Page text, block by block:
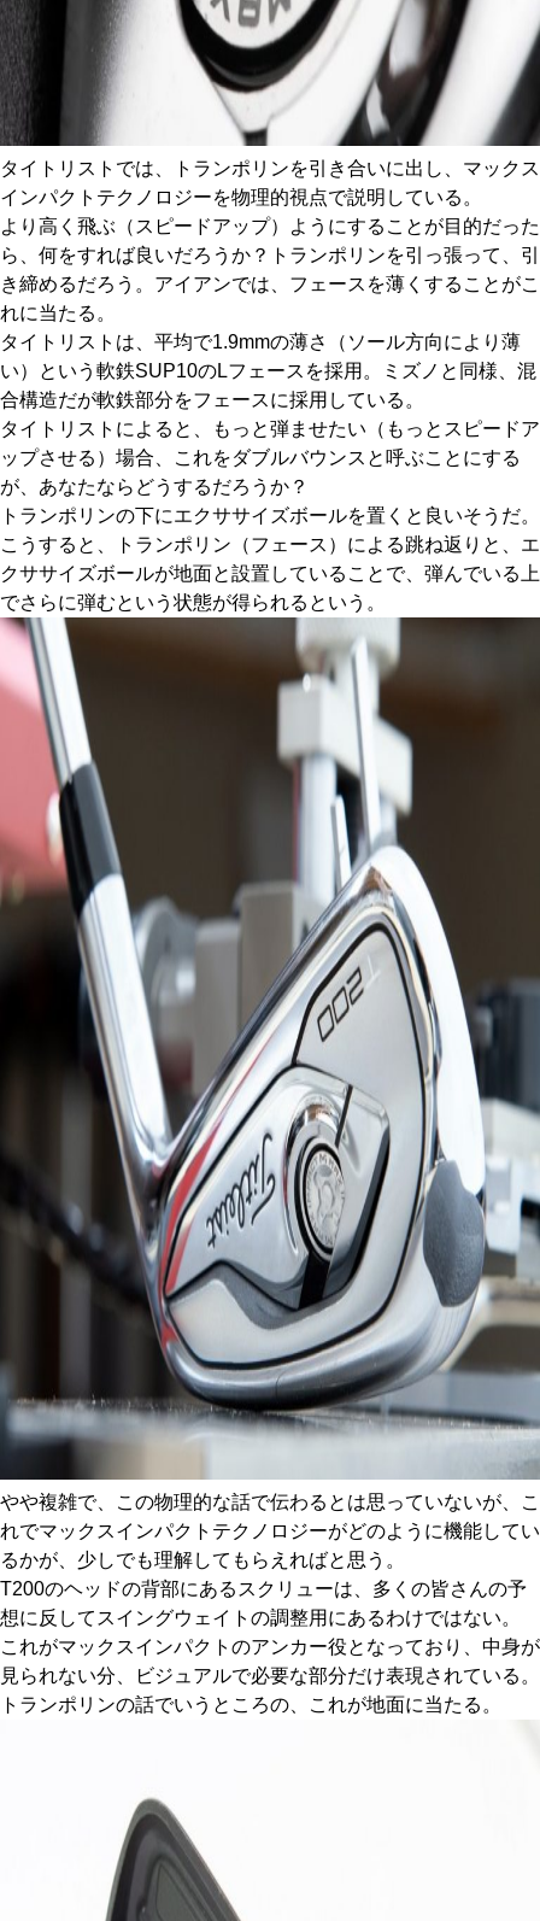
タイトリストでは、トランポリンを引き合いに出し、マックス
インパクトテクノロジーを物理的視点で説明している。
より高く飛ぶ（スピードアップ）ようにすることが目的だった
ら、何をすれば良いだろうか？トランポリンを引っ張って、引
き締めるだろう。アイアンでは、フェースを薄くすることがこ
れに当たる。
タイトリストは、平均で1.9mmの薄さ（ソール方向により薄
い）という軟鉄SUP10のLフェースを採用。ミズノと同様、混
合構造だが軟鉄部分をフェースに採用している。
タイトリストによると、もっと弾ませたい（もっとスピードア
ップさせる）場合、これをダブルバウンスと呼ぶことにする
が、あなたならどうするだろうか？
トランポリンの下にエクササイズボールを置くと良いそうだ。
こうすると、トランポリン（フェース）による跳ね返りと、エ
クササイズボールが地面と設置していることで、弾んでいる上
でさらに弾むという状態が得られるという。
やや複雑で、この物理的な話で伝わるとは思っていないが、こ
れでマックスインパクトテクノロジーがどのように機能してい
るかが、少しでも理解してもらえればと思う。
T200のヘッドの背部にあるスクリューは、多くの皆さんの予
想に反してスイングウェイトの調整用にあるわけではない。
これがマックスインパクトのアンカー役となっており、中身が
見られない分、ビジュアルで必要な部分だけ表現されている。
トランポリンの話でいうところの、これが地面に当たる。